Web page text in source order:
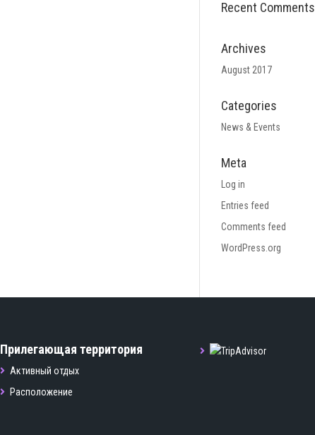
Recent Comments
Archives
August 2017
Categories
News & Events
Meta
Log in
Entries feed
Comments feed
WordPress.org
Прилегающая территория
Активный отдых
Расположение